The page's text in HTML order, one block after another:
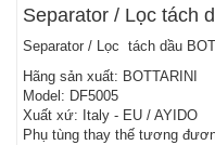
Separator / Lọc tách
Separator / Lọc tách dầu
Hãng sản xuất: BOTTARINI
Model: DF5005
Xuất xứ: Italy - EU / AYIDO
Phụ tùng thay thế tương